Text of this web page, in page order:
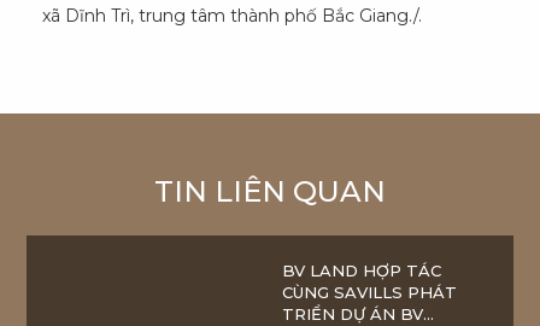
xã Dĩnh Trì, trung tâm thành phố Bắc Giang./.
TIN LIÊN QUAN
BV LAND HỢP TÁC
CÙNG SAVILLS PHÁT
TRIỂN DỰ ÁN BV